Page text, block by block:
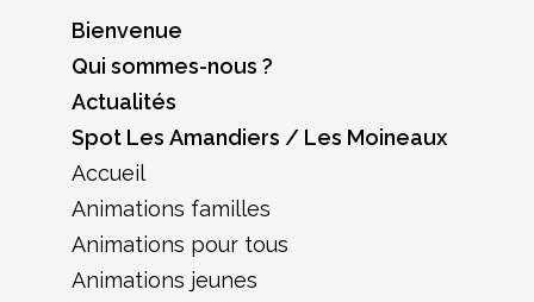
Bienvenue
Qui sommes-nous ?
Actualités
Spot Les Amandiers / Les Moineaux
Accueil
Animations familles
Animations pour tous
Animations jeunes